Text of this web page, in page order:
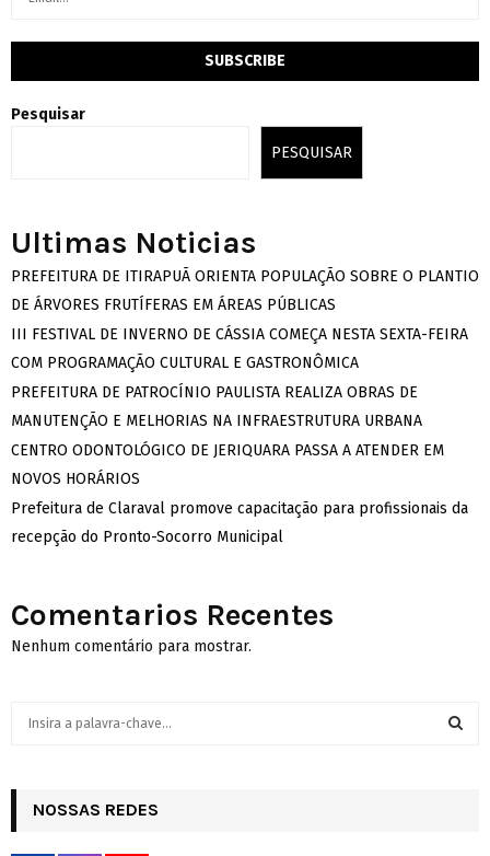
Pesquisar
PESQUISAR
Ultimas Noticias
PREFEITURA DE ITIRAPUÃ ORIENTA POPULAÇÃO SOBRE O PLANTIO
DE ÁRVORES FRUTÍFERAS EM ÁREAS PÚBLICAS
III FESTIVAL DE INVERNO DE CÁSSIA COMEÇA NESTA SEXTA-FEIRA
COM PROGRAMAÇÃO CULTURAL E GASTRONÔMICA
PREFEITURA DE PATROCÍNIO PAULISTA REALIZA OBRAS DE
MANUTENÇÃO E MELHORIAS NA INFRAESTRUTURA URBANA
CENTRO ODONTOLÓGICO DE JERIQUARA PASSA A ATENDER EM
NOVOS HORÁRIOS
Prefeitura de Claraval promove capacitação para profissionais da
recepção do Pronto-Socorro Municipal
Comentarios Recentes
Nenhum comentário para mostrar.
h
f
NOSSAS REDES